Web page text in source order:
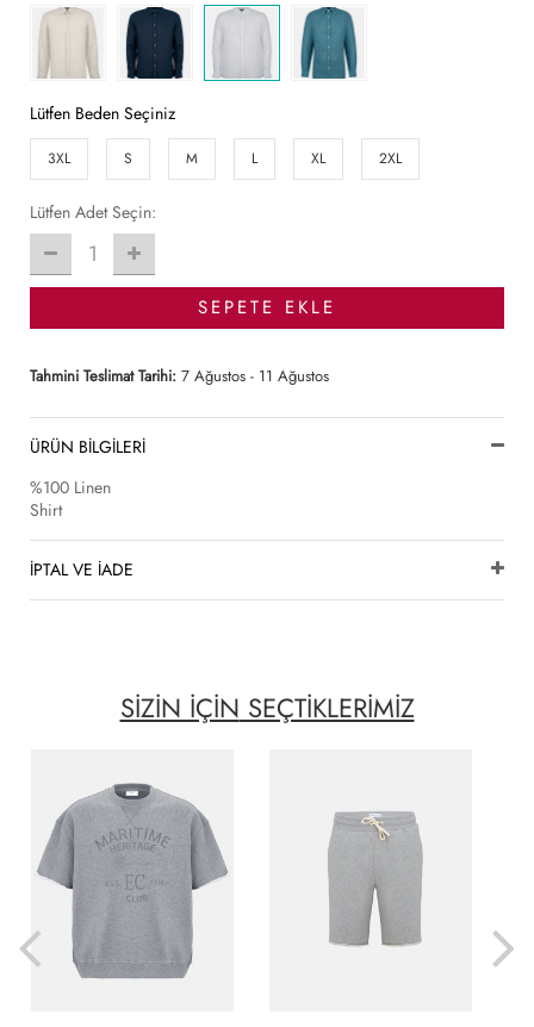
Lütfen Beden Seçiniz
3XL S M L XL 2XL
Lütfen Adet Seçin:
1
SEPETE EKLE
Tahmini Teslimat Tarihi: 7 Ağustos - 11 Ağustos
ÜRÜN BİLGİLERİ
%100 Linen
Shirt
İPTAL VE İADE
SİZİN İÇİN SEÇTİKLERİMİZ